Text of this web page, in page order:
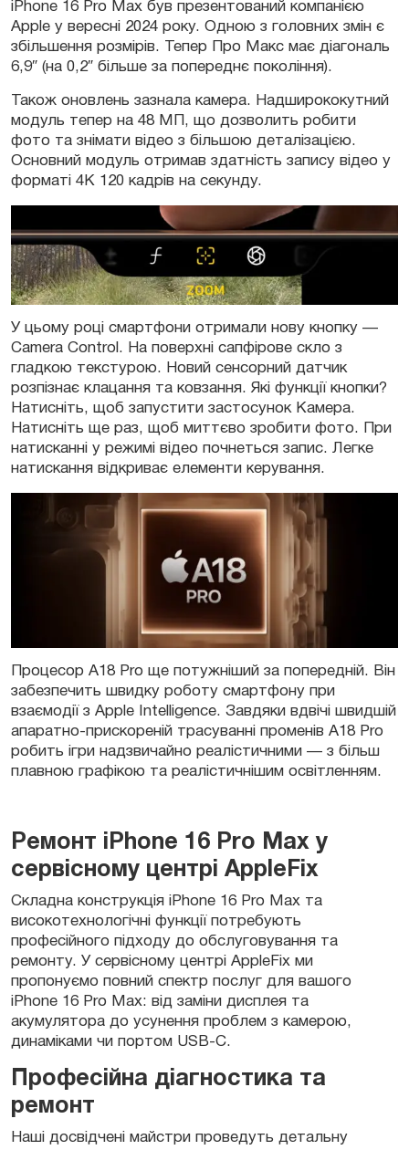
iPhone 16 Pro Max був презентований компанією
Apple у вересні 2024 року. Одною з головних змін є
збільшення розмірів. Тепер Про Макс має діагональ
6,9″ (на 0,2″ більше за попереднє покоління).
Також оновлень зазнала камера. Надширококутний
модуль тепер на 48 МП, що дозволить робити
фото та знімати відео з більшою деталізацією.
Основний модуль отримав здатність запису відео у
форматі 4К 120 кадрів на секунду.
У цьому році смартфони отримали нову кнопку —
Camera Control. На поверхні сапфірове скло з
гладкою текстурою. Новий сенсорний датчик
розпізнає клацання та ковзання. Які функції кнопки?
Натисніть, щоб запустити застосунок Камера.
Натисніть ще раз, щоб миттєво зробити фото. При
натисканні у режимі відео почнеться запис. Легке
натискання відкриває елементи керування.
Процесор А18 Pro ще потужніший за попередній. Він
забезпечить швидку роботу смартфону при
взаємодії з Apple Intelligence. Завдяки вдвічі швидшій
апаратно-прискореній трасуванні променів A18 Pro
робить ігри надзвичайно реалістичними — з більш
плавною графікою та реалістичнішим освітленням.
Ремонт iPhone 16 Pro Max у
сервісному центрі AppleFix
Складна конструкція iPhone 16 Pro Max та
високотехнологічні функції потребують
професійного підходу до обслуговування та
ремонту. У сервісному центрі AppleFix ми
пропонуємо повний спектр послуг для вашого
iPhone 16 Pro Max: від заміни дисплея та
акумулятора до усунення проблем з камерою,
динаміками чи портом USB-C.
Професійна діагностика та
ремонт
Наші досвідчені майстри проведуть детальну